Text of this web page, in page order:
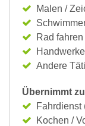
Malen /
Rad fahren
Andere
Übernimmt
Fahrdienst
Kochen /